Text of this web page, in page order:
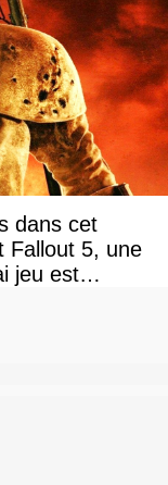
dans cet
Fallout 5, une
jeu est